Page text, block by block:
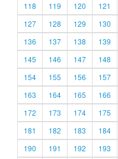
118
119 120 121
127
128 129 130
136
137 138 139
145
146 147 148
154
155 156 157
163
164 165 166
172
173 174 175
181
182 183 184
190
191 192 193